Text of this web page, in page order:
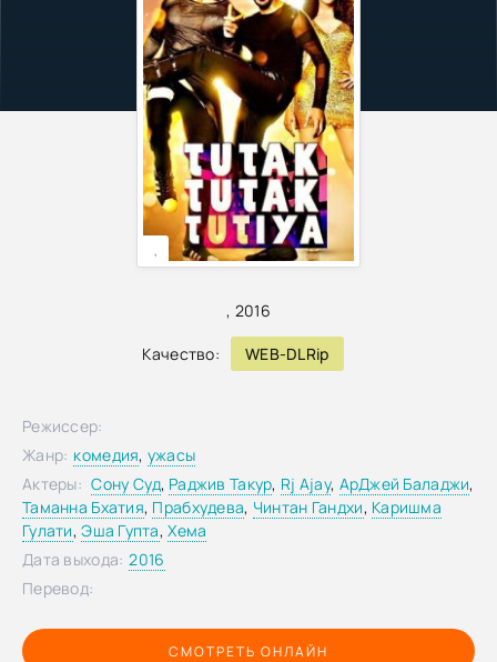
, 2016
Качество: WEB-DLRip
,
СМОТРЕТЬ ОНЛАЙН
Режиссер:
Жанр: комедия, ужасы
Актеры: Сону Суд, Раджив Такур, Rj Ajay, АрДжей Баладжи,
Таманна Бхатия, Прабхудева, Чинтан Гандхи, Каришма
Гулати,Эша Гупта,Хема
Дата выхода: 2016
Перевод: